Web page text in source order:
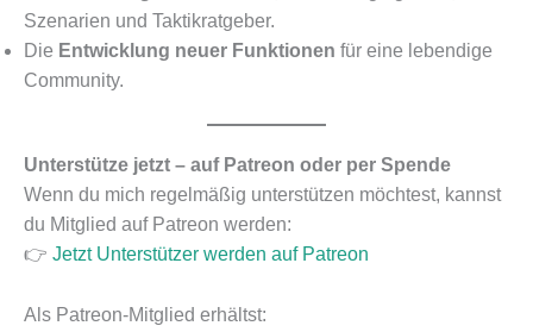
Szenarien und Taktikratgeber.
Die Entwicklung neuer Funktionen für eine lebendige
Community.
Unterstütze jetzt – auf Patreon oder per Spende
Wenn du mich regelmäßig unterstützen möchtest, kannst
du Mitglied auf Patreon werden:
👉 Jetzt Unterstützer werden auf Patreon
Als Patreon-Mitglied erhältst: